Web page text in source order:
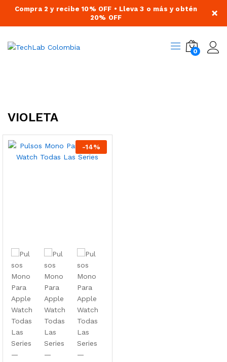
Compra 2 y recibe 10% OFF • Lleva 3 o más y obtén
20% OFF
×
0
VIOLETA
-14%